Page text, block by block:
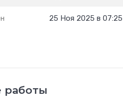
25 Ноя 2025 в 07:25
работы